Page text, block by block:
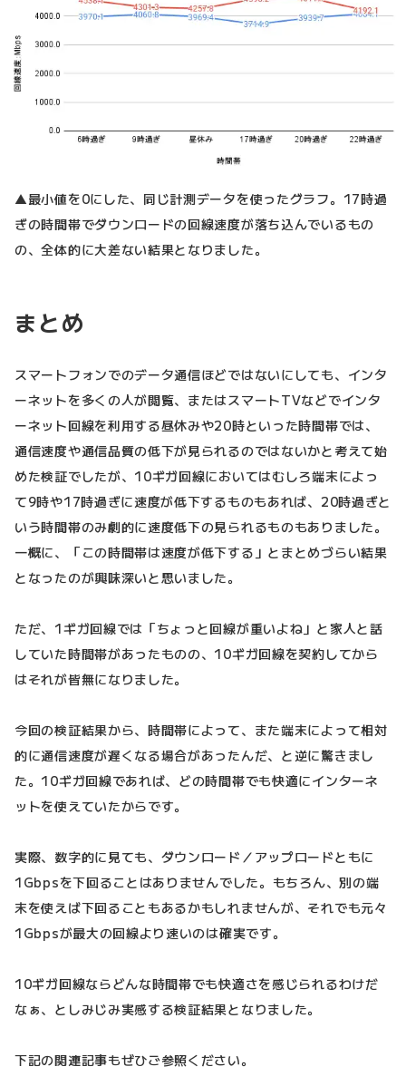
▲最小値を0にした、同じ計測データを使ったグラフ。17時過
ぎの時間帯でダウンロードの回線速度が落ち込んでいるもの
の、全体的に大差ない結果となりました。
まとめ
スマートフォンでのデータ通信ほどではないにしても、インタ
ーネットを多くの人が閲覧、またはスマートTVなどでインタ
ーネット回線を利用する昼休みや20時といった時間帯では、
通信速度や通信品質の低下が見られるのではないかと考えて始
めた検証でしたが、10ギガ回線においてはむしろ端末によっ
て9時や17時過ぎに速度が低下するものもあれば、20時過ぎと
いう時間帯のみ劇的に速度低下の見られるものもありました。
一概に、「この時間帯は速度が低下する」とまとめづらい結果
となったのが興味深いと思いました。
ただ、1ギガ回線では「ちょっと回線が重いよね」と家人と話
していた時間帯があったものの、10ギガ回線を契約してから
はそれが皆無になりました。
今回の検証結果から、時間帯によって、また端末によって相対
的に通信速度が遅くなる場合があったんだ、と逆に驚きまし
た。10ギガ回線であれば、どの時間帯でも快適にインターネ
ットを使えていたからです。
実際、数字的に見ても、ダウンロード／アップロードともに
1Gbpsを下回ることはありませんでした。もちろん、別の端
末を使えば下回ることもあるかもしれませんが、それでも元々
1Gbpsが最大の回線より速いのは確実です。
10ギガ回線ならどんな時間帯でも快適さを感じられるわけだ
なぁ、としみじみ実感する検証結果となりました。
下記の関連記事もぜひご参照ください。